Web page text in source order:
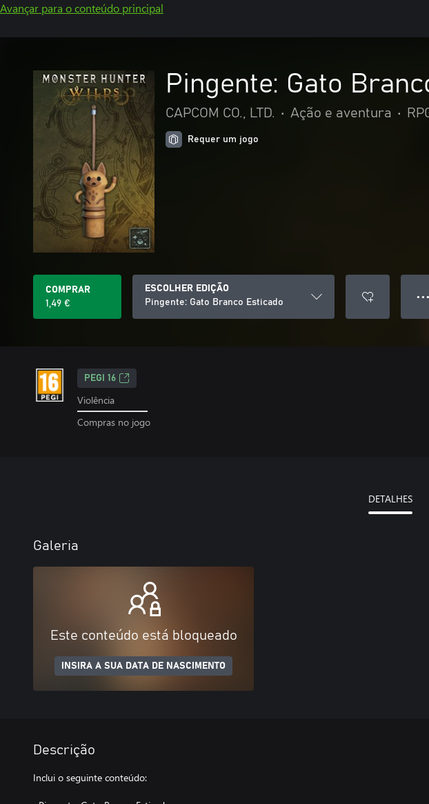
Avançar para o conteúdo principal
Pingente: Gato
CAPCOM CO., LTD. • Ação e aventura •
Requer um jogo
COMPRAR
1,49 €
ESCOLHER EDIÇÃO
Pingente: Gato Branco Esticado
● ● ●
PEGI 16
Violência
Compras no jogo
DETALHES
Galeria
Este conteúdo está bloqueado
INSIRA A SUA DATA DE NASCIMENTO
Descrição
Inclui o seguinte conteúdo: